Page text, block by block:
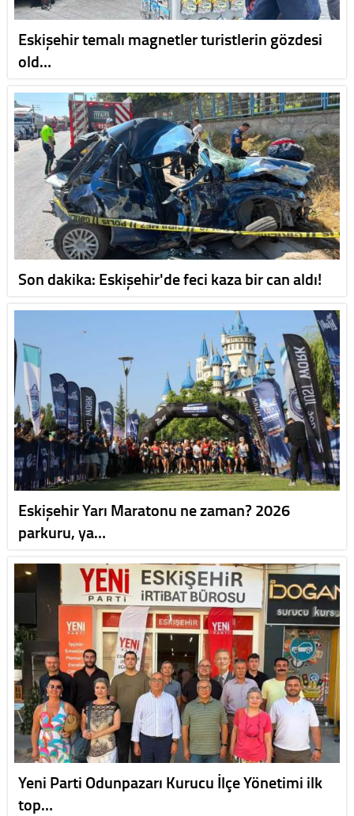
Eskişehir temalı magnetler turistlerin gözdesi
old…
Son dakika: Eskişehir'de feci kaza bir can aldı!
Eskişehir Yarı Maratonu ne zaman? 2026
parkuru, ya…
Yeni Parti Odunpazarı Kurucu İlçe Yönetimi ilk
top…